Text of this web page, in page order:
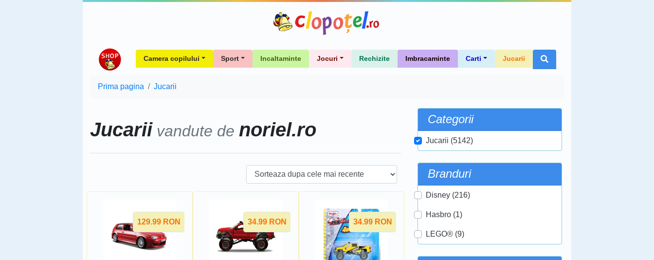
Camera copilului Sport Incaltaminte Jocuri Rechizite Imbracaminte Carti Jucarii
Prima pagina Jucarii
Jucarii vandute de noriel.ro
129.99 RON 34.99 RON 34.99 RON
Categorii
Jucarii (5142)
Branduri
Disney (216)
Hasbro (1)
LEGO® (9)